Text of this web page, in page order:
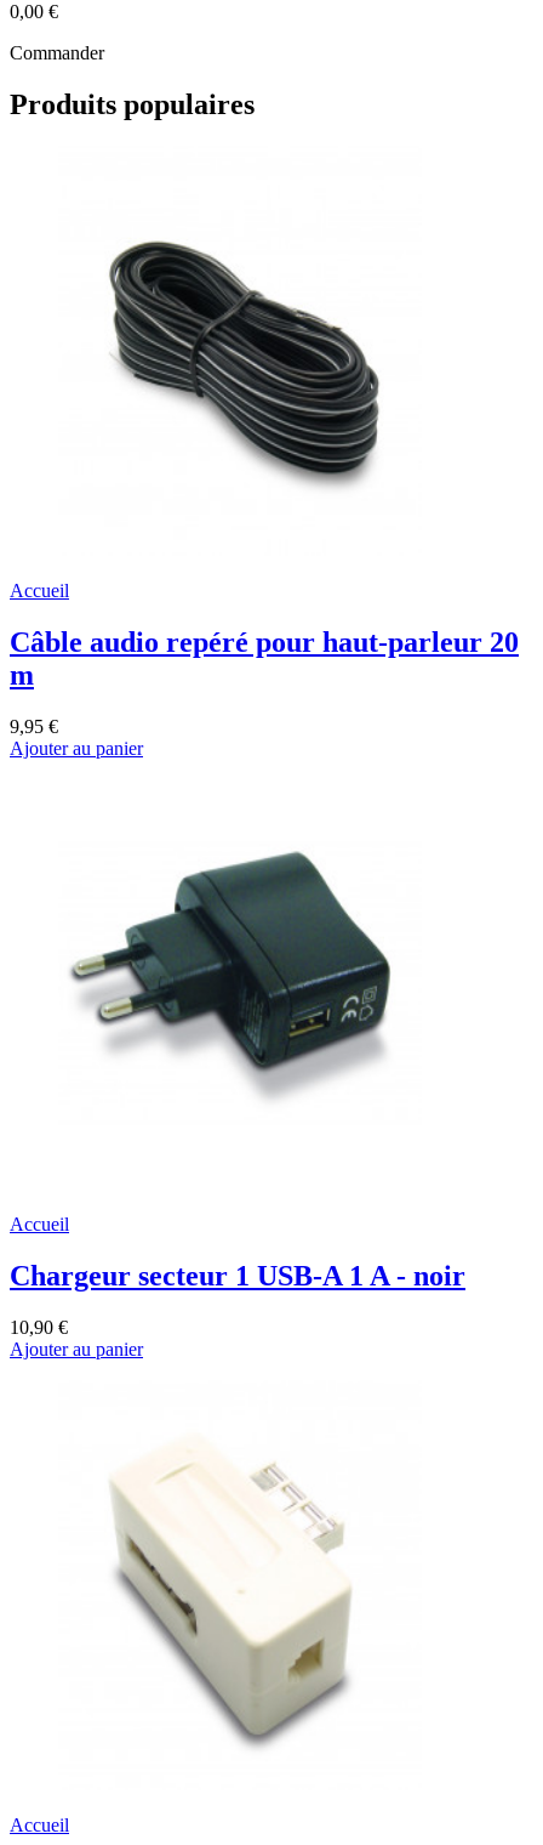
0,00 €
Commander
Produits populaires
Accueil
Câble audio repéré pour haut-parleur 20
m
9,95 €
Ajouter au panier
Accueil
Chargeur secteur 1 USB-A 1 A - noir
10,90 €
Ajouter au panier
Accueil